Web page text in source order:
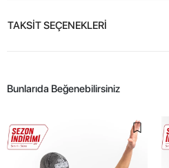
TAKSİT SEÇENEKLERİ
Bunlarıda Beğenebilirsiniz